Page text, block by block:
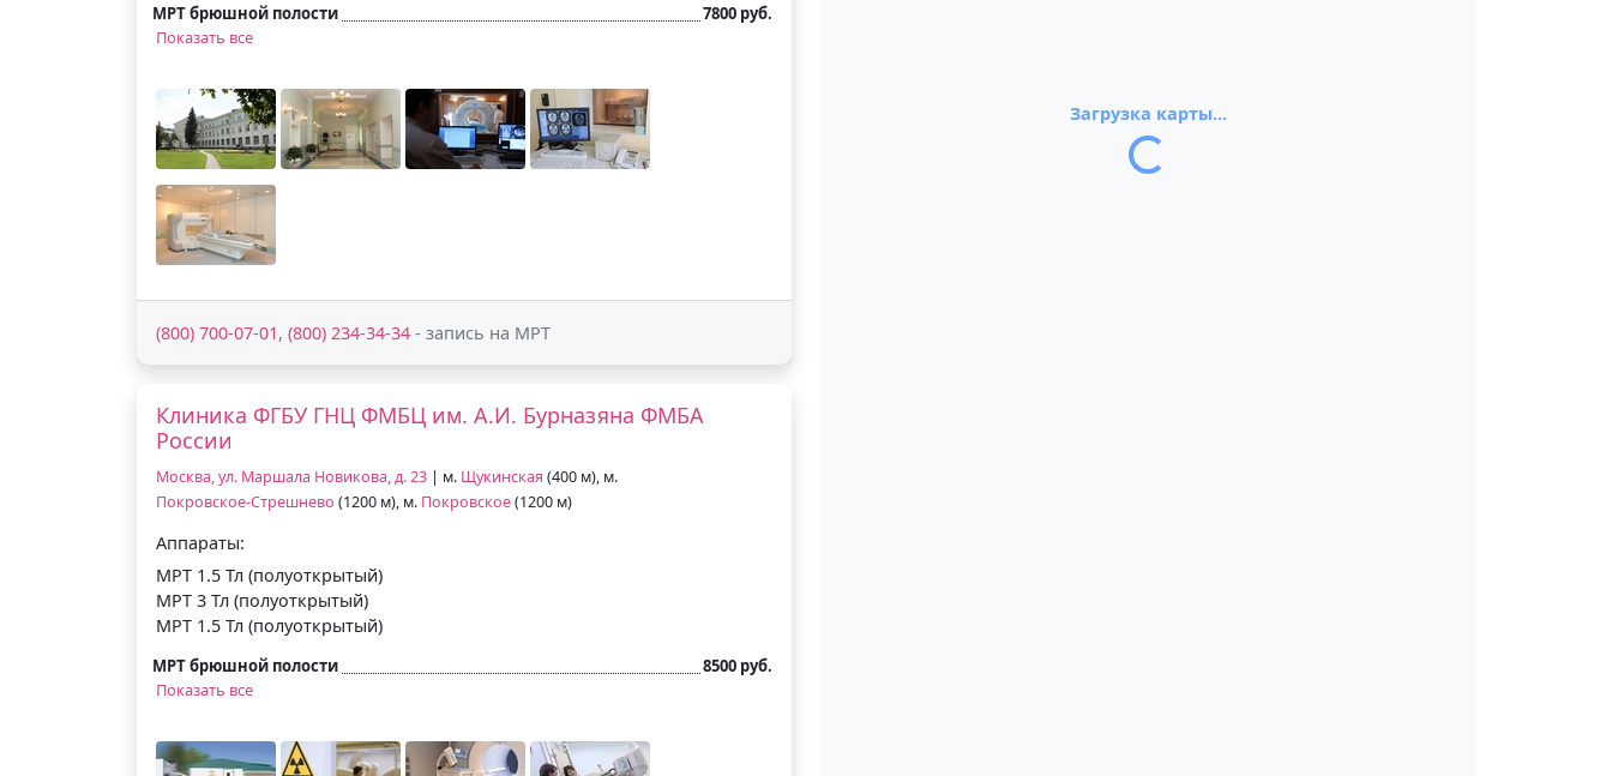
МРТ брюшной полости
7800 руб.
Показать все
(800) 700-07-01, (800) 234-34-34 - запись на МРТ
Клиника ФГБУ ГНЦ ФМБЦ им. А.И. Бурназяна ФМБА
России
Москва, ул. Маршала Новикова, д. 23 | м. Щукинская (400 м), м.
Покровское-Стрешнево (1200 м), м. Покровское(1200 м)
Аппараты:
МРТ 1.5 Тл (полуоткрытый)
МРТ 3 Тл (полуоткрытый)
МРТ 1.5 Тл (полуоткрытый)
МРТ брюшной полости
8500 руб.
Показать все
Загрузка карты...